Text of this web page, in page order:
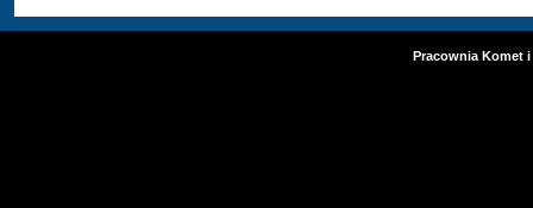
Pracownia Komet